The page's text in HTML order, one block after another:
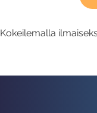
Kokeilemalla